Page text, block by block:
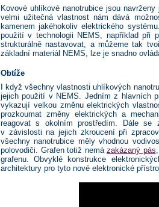
Kovové uhlíkové nanotrubice jsou
velmi užitečná vlastnost nám dává
kamenem jakéhokoliv elektrického
použití v technologii NEMS, například při
strukturálně nastavovat, a můžeme tak
základní materiál NEMS, lze je snadno
Obtíže
I když všechny vlastnosti uhlíkových
jejich použití v NEMS. Jedním z hlavních
vykazují velkou změnu elektrických
prozkoumat změny elektrických a
reagovat s okolním prostředím. Dále se
v závislosti na jejich zkroucení při
všechny nanotrubice měly vhodnou
polovodiči. Grafen totiž nemá zakázaný pás
grafenu. Obvyklé konstrukce
architektury pro tyto nové elektronické